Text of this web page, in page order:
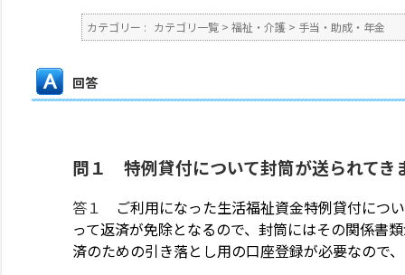
カテゴリー : カテゴリ一覧 > 福祉・介護 > 手当・助成・年金
回答
問１ 特例貸付について封筒が送られてき
答１ ご利用になった生活福祉資金特例貸付につ
って返済が免除となるので、封筒にはその関係書
済のための引き落とし用の口座登録が必要なので